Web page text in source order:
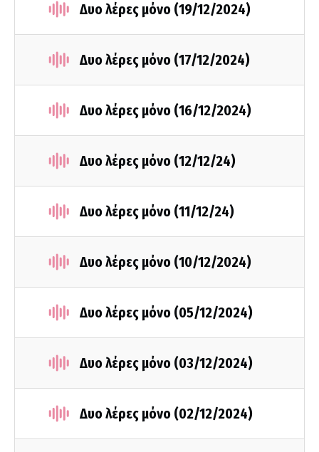
Δυο λέρες μόνο (19/12/2024)
Δυο λέρες μόνο (17/12/2024)
Δυο λέρες μόνο (16/12/2024)
Δυο λέρες μόνο (12/12/24)
Δυο λέρες μόνο (11/12/24)
Δυο λέρες μόνο (10/12/2024)
Δυο λέρες μόνο (05/12/2024)
Δυο λέρες μόνο (03/12/2024)
Δυο λέρες μόνο (02/12/2024)